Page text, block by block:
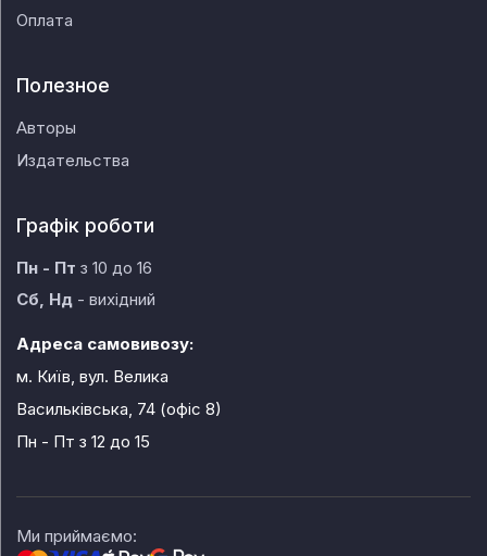
Оплата
Полезное
Авторы
Издательства
Графік роботи
Пн - Пт з 10 до 16
Сб, Нд - вихідний
Адреса самовивозу:
м. Київ, вул. Велика
Васильківська, 74 (офіс 8)
Пн - Пт з 12 до 15
Ми приймаємо: